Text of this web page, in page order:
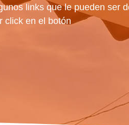
links que le pueden ser
click en el botón